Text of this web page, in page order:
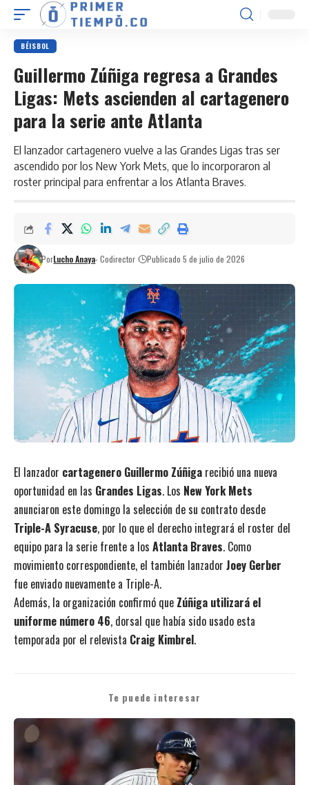
BÉISBOL
Guillermo Zúñiga regresa a Grandes
Ligas: Mets ascienden al cartagenero
para la serie ante Atlanta
El lanzador cartagenero vuelve a las Grandes Ligas tras ser
ascendido por los New York Mets, que lo incorporaron al
roster principal para enfrentar a los Atlanta Braves.
PorLucho Anaya- Codirector Publicado 5 de julio de 2026
El lanzador cartagenero Guillermo Zúñiga recibió una nueva
oportunidad en las Grandes Ligas. Los New York Mets
anunciaron este domingo la selección de su contrato desde
Triple-A Syracuse, por lo que el derecho integrará el roster del
equipo para la serie frente a los Atlanta Braves. Como
movimiento correspondiente, el también lanzador Joey Gerber
fue enviado nuevamente a Triple-A.
Además, la organización confirmó que Zúñiga utilizará el
uniforme número 46, dorsal que había sido usado esta
temporada por el relevista Craig Kimbrel.
Te puede interesar